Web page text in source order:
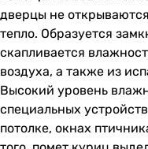
дверцы не
тепло. Образуется
скапливается
воздуха, а также из
Высокий уровень
специальных
потолке, окнах